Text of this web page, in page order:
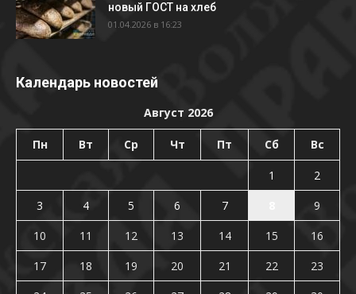
новый ГОСТ на хлеб
01.04.2026 в 16:23
Календарь новостей
Август 2026
Пн Вт Ср Чт Пт Сб Вс
1
2
3
4 5 6 7
9
10
11 12 13 14 15
16
17
18 19 20 21 22
23